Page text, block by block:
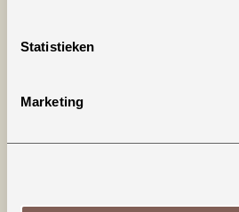
Statistieken
Marketing